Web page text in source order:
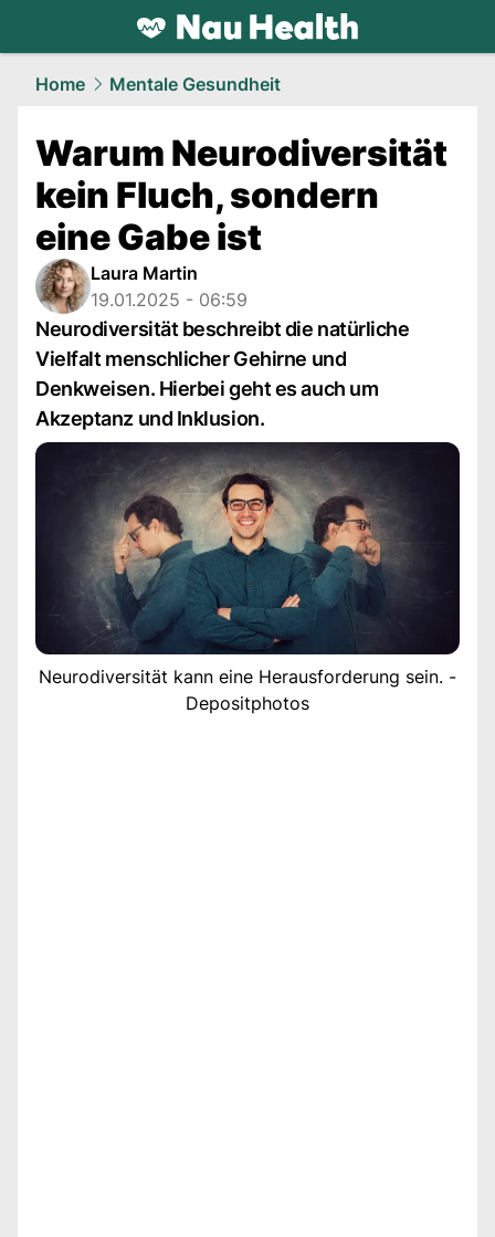
health.NAU.ch
Home Mentale Gesundheit
Warum Neurodiversität
kein Fluch, sondern
eine Gabe ist
Laura Martin
19.01.2025 - 06:59
Neurodiversität beschreibt die natürliche
Vielfalt menschlicher Gehirne und
Denkweisen. Hierbei geht es auch um
Akzeptanz und Inklusion.
Neurodiversität kann eine Herausforderung sein. -
Depositphotos